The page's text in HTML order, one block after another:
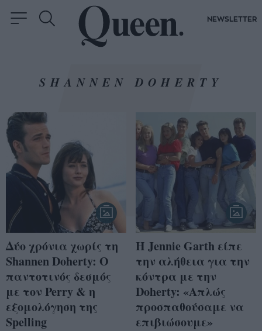
NEWSLETTER
SHANNEN DOHERTY
Δύο χρόνια χωρίς τη
Shannen Doherty: Ο
παντοτινός δεσμός
με τον Perry & η
εξομολόγηση της
Spelling
H Jennie Garth είπε
την αλήθεια για την
κόντρα με την
Doherty: «Απλώς
προσπαθούσαμε να
επιβιώσουμε»